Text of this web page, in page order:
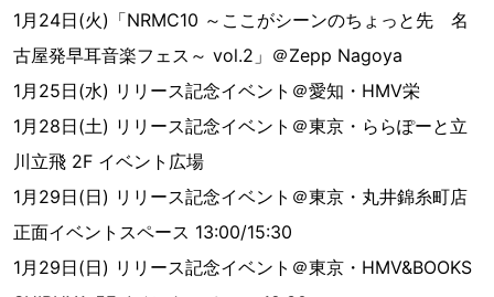
1月24日(火)「NRMC10 ～ここがシーンのちょっと先 名
古屋発早耳音楽フェス～ vol.2」＠Zepp Nagoya
1月25日(水) リリース記念イベント＠愛知・HMV栄
1月28日(土) リリース記念イベント＠東京・ららぽーと立
川立飛 2F イベント広場
1月29日(日) リリース記念イベント＠東京・丸井錦糸町店
正面イベントスペース 13:00/15:30
1月29日(日) リリース記念イベント＠東京・HMV&BOOKS